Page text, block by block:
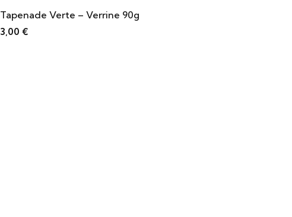
Tapenade Verte – Verrine 90g
3,00 €